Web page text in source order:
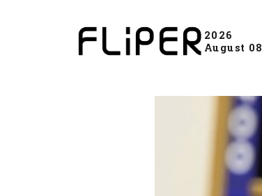
2026
August 08